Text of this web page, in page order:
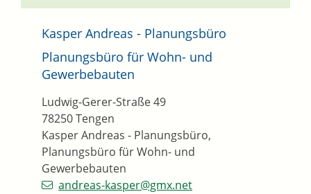
Kasper Andreas - Planungsbüro
Planungsbüro für Wohn- und
Gewerbebauten
Kasper Andreas - Planungsbüro,
Planungsbüro für Wohn- und
Gewerbebauten
Ludwig-Gerer-Straße 49
78250Tengen
andreas-kasper@gmx.net